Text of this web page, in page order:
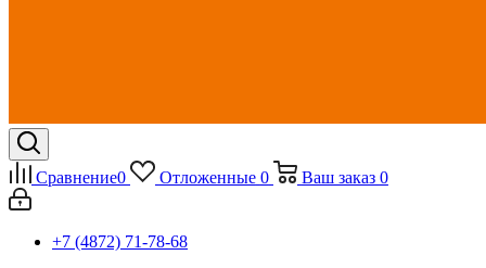
Сравнение0 Отложенные 0 Ваш заказ 0
+7 (4872) 71-78-68